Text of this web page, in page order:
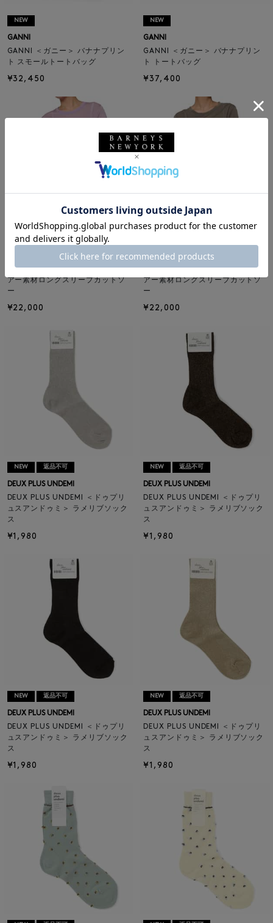
NEW
GANNI
GANNI ＜ガニー＞ バナナプリン
ト スモールトートバッグ
¥32,450
NEW
GANNI
GANNI ＜ガニー＞ バナナプリン
ト トートバッグ
¥37,400
NEW
BASERANGE ＜ベースレンジ＞ シ
アー素材ロングスリーブカットソ
ー
¥22,000
BASERANGE
BASERANGE ＜ベースレンジ＞ シ
アー素材ロングスリーブカットソ
ー
¥22,000
NEW 返品不可
DEUX PLUS UNDEMI
DEUX PLUS UNDEMI ＜ドゥプリ
ュスアンドゥミ＞ ラメリブソック
ス
¥1,980
NEW 返品不可
DEUX PLUS UNDEMI
DEUX PLUS UNDEMI ＜ドゥプリ
ュスアンドゥミ＞ ラメリブソック
ス
¥1,980
NEW 返品不可
DEUX PLUS UNDEMI
DEUX PLUS UNDEMI ＜ドゥプリ
ュスアンドゥミ＞ ラメリブソック
ス
¥1,980
NEW 返品不可
DEUX PLUS UNDEMI
DEUX PLUS UNDEMI ＜ドゥプリ
ュスアンドゥミ＞ ラメリブソック
ス
¥1,980